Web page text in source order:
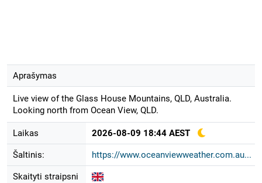
Aprašymas
Live view of the Glass House Mountains, QLD, Australia.
Looking north from Ocean View, QLD.
Laikas 2026-08-09 18:44 AEST
Šaltinis: https://www.oceanviewweather.com.au...
Skaityti straipsni